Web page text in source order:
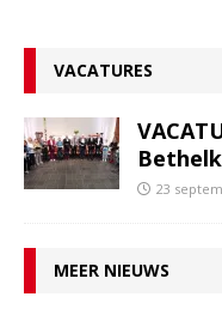
VACATURES
23
MEER NIEUWS